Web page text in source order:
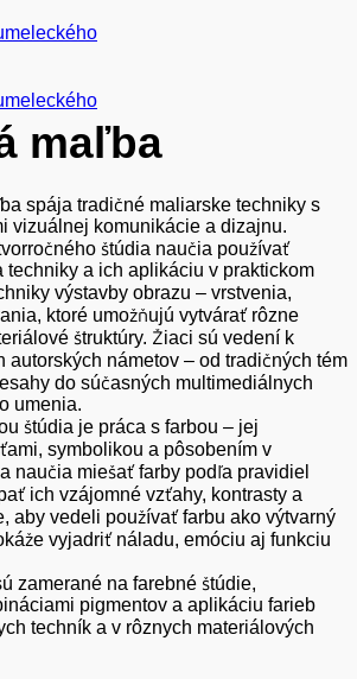
maľba
spája tradičné maliarske techniky s
vizuálnej komunikácie a dizajnu.
štúdia naučia používať
techniky a ich aplikáciu v praktickom
výstavby obrazu – vrstvenia,
ktoré umožňujú vytvárať rôzne
štruktúry. Žiaci sú vedení k
autorských námetov – od tradičných tém
do súčasných multimediálnych
umenia.
štúdia je práca s farbou – jej
symbolikou a pôsobením v
naučia miešať farby podľa pravidiel
ich vzájomné vzťahy, kontrasty a
aby vedeli používať farbu ako výtvarný
vyjadriť náladu, emóciu aj funkciu
zamerané na farebné štúdie,
pigmentov a aplikáciu farieb
techník a v rôznych materiálových